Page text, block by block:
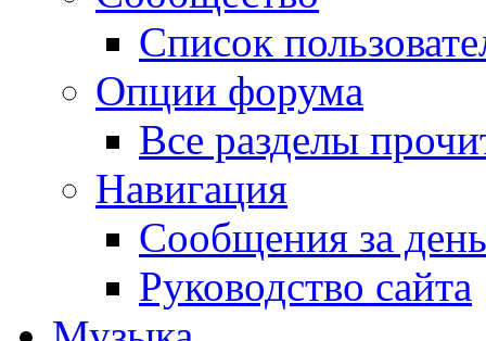
Список
Опции форума
Все разделы
Навигация
Сообщения за день
Руководство сайта